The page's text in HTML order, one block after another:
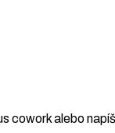
cowork alebo